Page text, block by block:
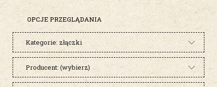
OPCJE PRZEGLĄDANIA
Kategorie: złączki
Producent: (wybierz)